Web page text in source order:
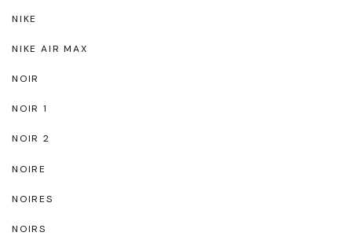
NIKE
NIKE AIR MAX
NOIR
NOIR 1
NOIR 2
NOIRE
NOIRES
NOIRS